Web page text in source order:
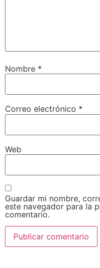
Nombre *
Correo electrónico *
Web
Guardar mi nombre,
este navegador para la
comentario.